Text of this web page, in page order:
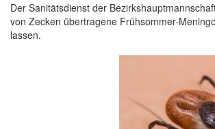
Der Sanitätsdienst der
von Zecken übertragene Frühsommer-
lassen.